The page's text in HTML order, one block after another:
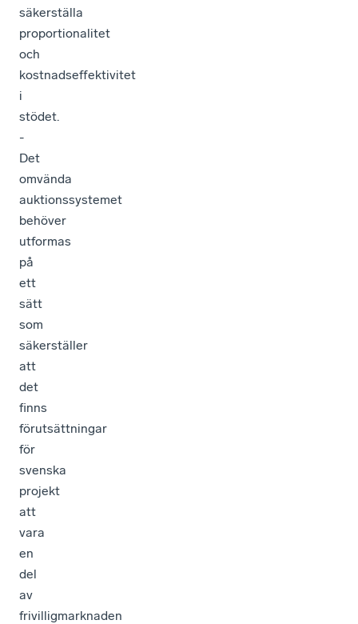
säkerställa
proportionalitet
och
kostnadseffektivitet
i
stödet.
-
Det
omvända
auktionssystemet
behöver
utformas
på
ett
sätt
som
säkerställer
att
det
finns
förutsättningar
för
svenska
projekt
att
vara
en
del
av
frivilligmarknaden